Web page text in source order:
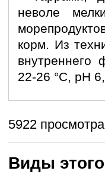
неволе
корм. Из
внутреннего
22-26 °С, pH
5922 просмотра
Виды